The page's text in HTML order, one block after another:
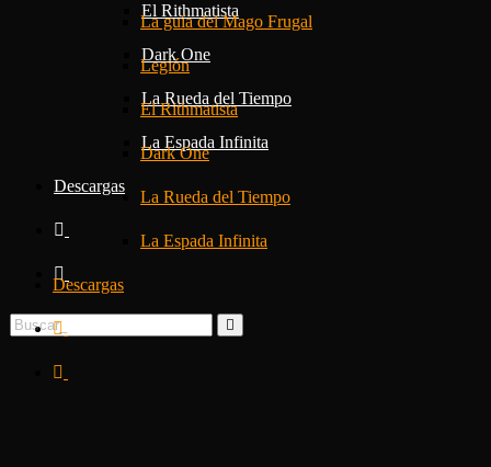
El Rithmatista
Dark One
La Rueda del Tiempo
La Espada Infinita
Descargas
La guía del Mago Frugal
Legión
El Rithmatista
Dark One
La Rueda del Tiempo
La Espada Infinita
Descargas